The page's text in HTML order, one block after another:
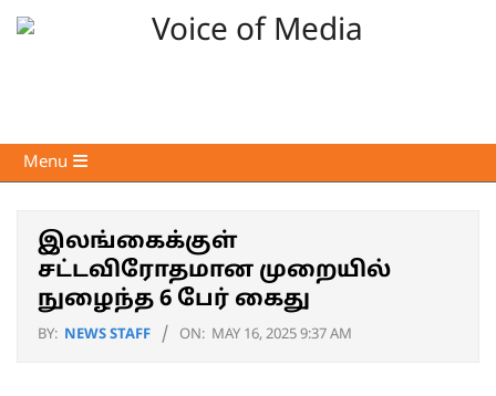
Skip
Voice
of
Primary
Navigation
Menu
இலங்கைக்குள்
சட்டவிரோதமான முறையில்
நுழைந்த 6 பேர் கைது
BY: NEWS STAFF ON: MAY 16, 2025 9:37 AM